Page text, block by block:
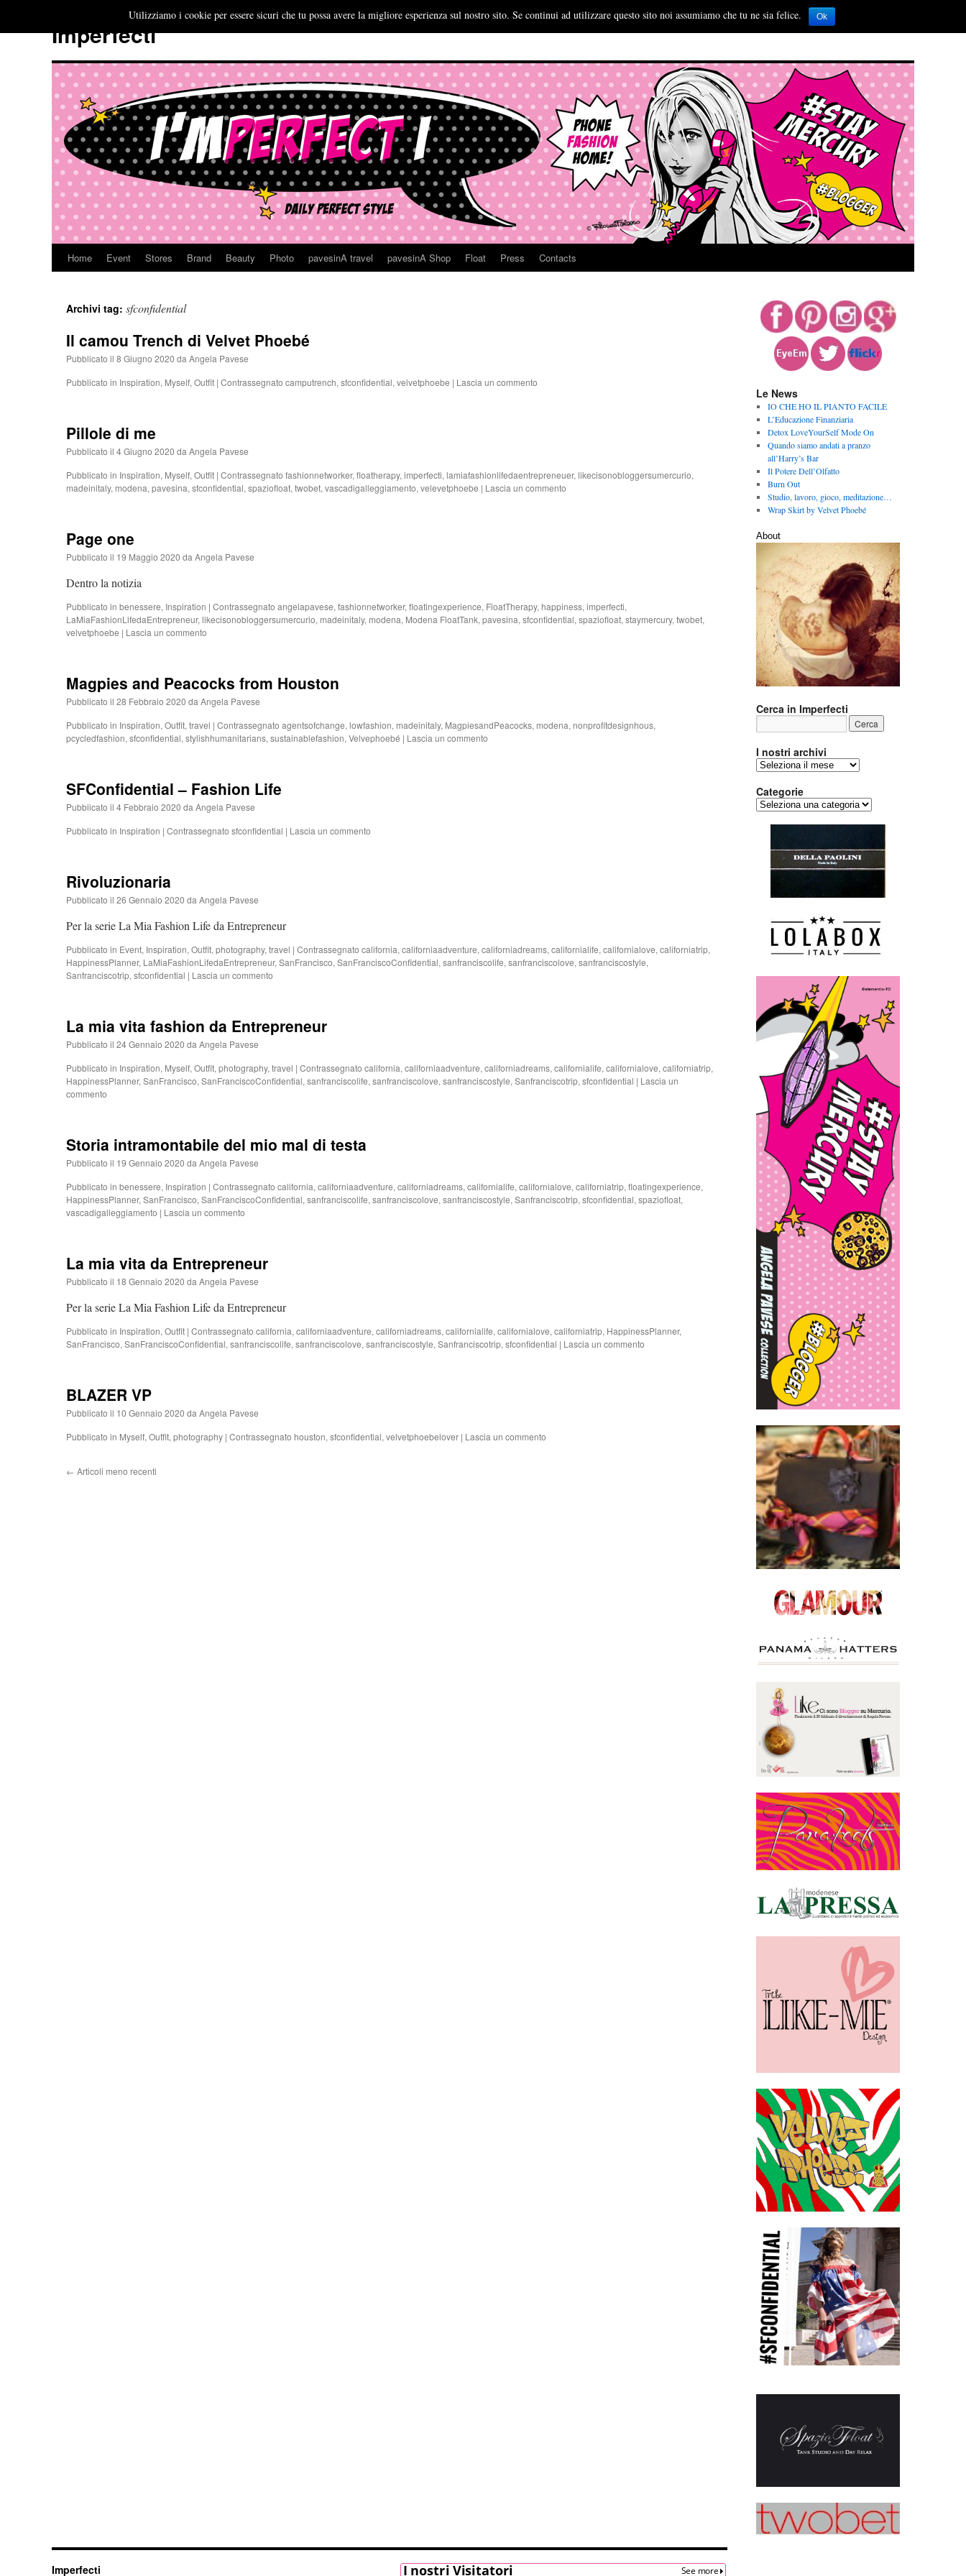
Imperfecti
Vai
contenuto
Home Event Stores Brand Beauty Photo pavesinA travel pavesinA Shop Float Press Contacts
Archivi tag: sfconfidential
Il camou Trench di Velvet Phoebé
Pubblicato il 8 Giugno 2020 da Angela Pavese
Pubblicato in Inspiration, Myself, Outfit | Contrassegnato camputrench, sfconfidential, velvetphoebe | Lascia un commento
Pillole di me
Pubblicato il 4 Giugno 2020 da Angela Pavese
Pubblicato in Inspiration, Myself, Outfit | Contrassegnato fashionnetworker, floatherapy, imperfecti, lamiafashionlifedaentrepreneuer, likecisonobloggersumercurio,
madeinitaly, modena, pavesina, sfconfidential, spaziofloat, twobet, vascadigalleggiamento, velevetphoebe | Lascia un commento
Page one
Pubblicato il 19 Maggio 2020 da Angela Pavese
Dentro la notizia
Pubblicato in benessere, Inspiration | Contrassegnato angelapavese, fashionnetworker, floatingexperience, FloatTherapy, happiness, imperfecti,
LaMiaFashionLifedaEntrepreneur, likecisonobloggersumercurio, madeinitaly, modena, Modena FloatTank, pavesina, sfconfidential, spaziofloat, staymercury, twobet,
velvetphoebe | Lascia un commento
Magpies and Peacocks from Houston
Pubblicato il 28 Febbraio 2020 da Angela Pavese
Pubblicato in Inspiration, Outfit, travel | Contrassegnato agentsofchange, lowfashion, madeinitaly, MagpiesandPeacocks, modena, nonprofitdesignhous,
pcycledfashion, sfconfidential, stylishhumanitarians, sustainablefashion, Velvephoebé | Lascia un commento
SFConfidential – Fashion Life
Pubblicato il 4 Febbraio 2020 da Angela Pavese
Pubblicato in Inspiration | Contrassegnato sfconfidential | Lascia un commento
Rivoluzionaria
Pubblicato il 26 Gennaio 2020 da Angela Pavese
Per la serie La Mia Fashion Life da Entrepreneur
Pubblicato in Event, Inspiration, Outfit, photography, travel | Contrassegnato california, californiaadventure, californiadreams, californialife, californialove, californiatrip,
HappinessPlanner, LaMiaFashionLifedaEntrepreneur, SanFrancisco, SanFranciscoConfidential, sanfranciscolife, sanfranciscolove, sanfranciscostyle,
Sanfranciscotrip, sfconfidential | Lascia un commento
La mia vita fashion da Entrepreneur
Pubblicato il 24 Gennaio 2020 da Angela Pavese
Pubblicato in Inspiration, Myself, Outfit, photography, travel | Contrassegnato california, californiaadventure, californiadreams, californialife, californialove, californiatrip,
HappinessPlanner, SanFrancisco, SanFranciscoConfidential, sanfranciscolife, sanfranciscolove, sanfranciscostyle, Sanfranciscotrip, sfconfidential | Lascia un
commento
Storia intramontabile del mio mal di testa
Pubblicato il 19 Gennaio 2020 da Angela Pavese
Pubblicato in benessere, Inspiration | Contrassegnato california, californiaadventure, californiadreams, californialife, californialove, californiatrip, floatingexperience,
HappinessPlanner, SanFrancisco, SanFranciscoConfidential, sanfranciscolife, sanfranciscolove, sanfranciscostyle, Sanfranciscotrip, sfconfidential, spaziofloat,
vascadigalleggiamento | Lascia un commento
La mia vita da Entrepreneur
Pubblicato il 18 Gennaio 2020 da Angela Pavese
Per la serie La Mia Fashion Life da Entrepreneur
Pubblicato in Inspiration, Outfit | Contrassegnato california, californiaadventure, californiadreams, californialife, californialove, californiatrip, HappinessPlanner,
SanFrancisco, SanFranciscoConfidential, sanfranciscolife, sanfranciscolove, sanfranciscostyle, Sanfranciscotrip, sfconfidential | Lascia un commento
BLAZER VP
Pubblicato il 10 Gennaio 2020 da Angela Pavese
Pubblicato in Myself, Outfit, photography | Contrassegnato houston, sfconfidential, velvetphoebelover | Lascia un commento
← Articoli meno recenti
Le News
IO CHE HO IL PIANTO FACILE
L’Educazione Finanziaria
Detox LoveYourSelf Mode On
Quando siamo andati a pranzo
all’Harry’s Bar
Il Potere Dell’Olfatto
Burn Out
Studio, lavoro, gioco, meditazione…
Wrap Skirt by Velvet Phoebé
About
Cerca in Imperfecti
I nostri archivi
archivi
Categorie
Categorie
Imperfecti
Utilizziamo i cookie per essere sicuri che tu possa avere la migliore esperienza sul nostro sito. Se continui ad utilizzare questo sito noi assumiamo che tu ne sia felice. Ok